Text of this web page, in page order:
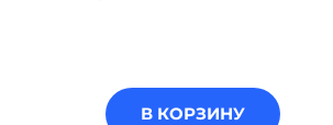
В КОРЗИНУ